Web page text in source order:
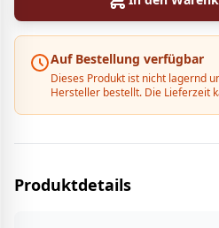
Auf Bestellung verfügbar
Dieses Produkt ist nicht lagernd
Hersteller bestellt. Die Lieferzeit
Produktdetails